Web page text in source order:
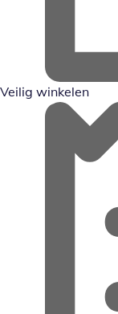
Veilig winkelen